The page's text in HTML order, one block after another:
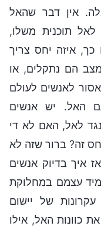
אין דבר שהאל
תוכנית משלו,
כך, איזה יחס צריך
הם נתקלים, או
לאנשים לעולם
האל. יש אנשים
לאל, האם לא די
זה? ברור שזה לא
איך בדיוק אנשים
עצמם במחלוקת
של יישום
כוונות האל, אילו